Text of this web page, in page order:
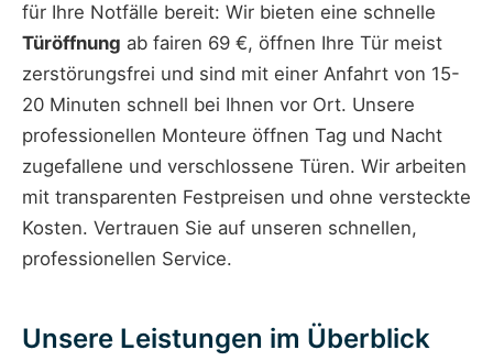
für Ihre Notfälle bereit: Wir bieten eine schnelle
Türöffnung ab fairen 69 €, öffnen Ihre Tür meist
zerstörungsfrei und sind mit einer Anfahrt von 15-
20 Minuten schnell bei Ihnen vor Ort. Unsere
professionellen Monteure öffnen Tag und Nacht
zugefallene und verschlossene Türen. Wir arbeiten
mit transparenten Festpreisen und ohne versteckte
Kosten. Vertrauen Sie auf unseren schnellen,
professionellen Service.
Unsere Leistungen im Überblick